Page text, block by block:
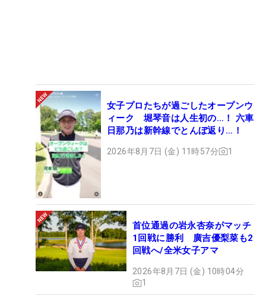
女子プロたちが過ごしたオープンウ
ィーク 堀琴音は人生初の…！ 六車
日那乃は新幹線でとんぼ返り…！
2026年8月7日 (金) 11時57分 1
首位通過の岩永杏奈がマッチ
1回戦に勝利 廣吉優梨菜も2
回戦へ/全米女子アマ
2026年8月7日 (金) 10時04分
1